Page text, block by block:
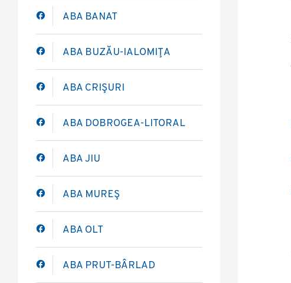
ABA BANAT
ABA BUZĂU-IALOMIŢA
ABA CRIŞURI
ABA DOBROGEA-LITORAL
ABA JIU
ABA MUREŞ
ABA OLT
ABA PRUT-BÂRLAD